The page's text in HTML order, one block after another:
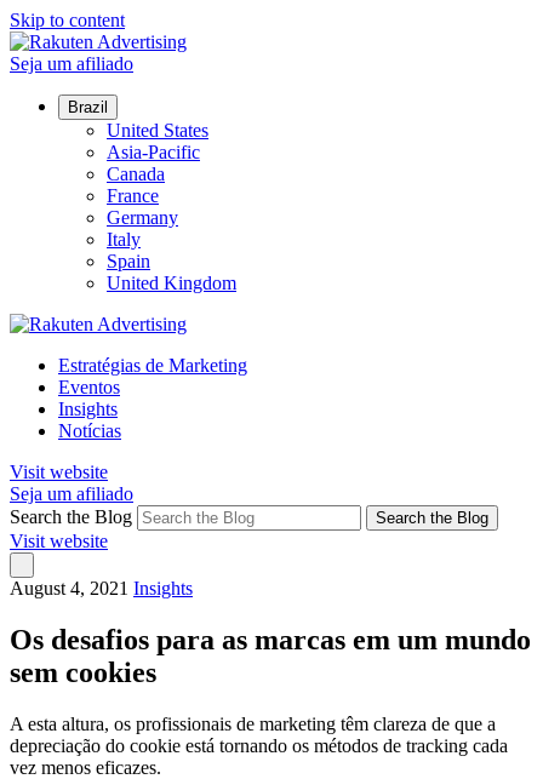
Skip to content
Seja um afiliado
Brazil
United States
Asia-Pacific
Canada
France
Germany
Italy
Spain
United Kingdom
Estratégias de Marketing
Eventos
Insights
Notícias
Visit website
Seja um afiliado
Search the Blog
Search the Blog
Visit website
August 4, 2021 Insights
Os desafios para as marcas em um mundo
sem cookies
A esta altura, os profissionais de marketing têm clareza de que a
depreciação do cookie está tornando os métodos de tracking cada
vez menos eficazes.